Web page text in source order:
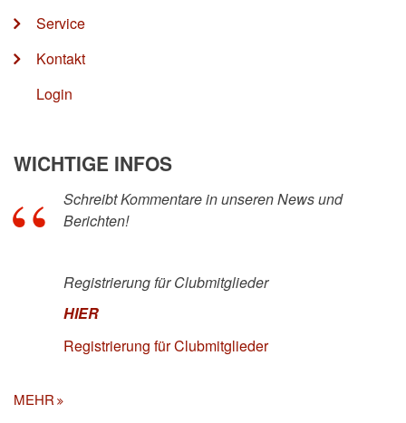
Service
Kontakt
Login
WICHTIGE INFOS
Schreibt Kommentare in unseren News und
Berichten!
Registrierung für Clubmitglieder
HIER
Registrierung für Clubmitglieder
MEHR